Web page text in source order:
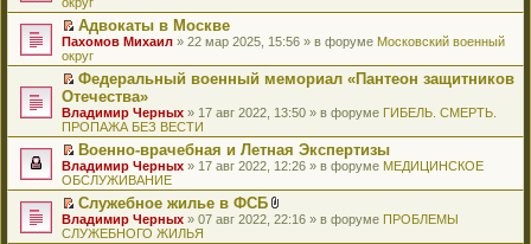
н
и
ю
о
б
щ
е
н
и
ю
у
с
о
о
б
щ
е
н
и
ю
и
т
а
н
н
о
м
у
с
о
о
б
щ
е
н
и
ю
е
п
р
о
ч
и
а
н
н
о
м
у
с
о
о
б
м
у
н
е
п
р
о
ч
и
т
а
н
н
о
м
у
с
е
р
в
о
м
у
н
е
п
р
о
ч
и
т
а
н
н
и
к
п
е
р
в
о
м
у
н
е
п
р
о
ч
и
р
е
й
т
и
к
п
е
р
в
о
м
у
н
е
п
р
П
е
р
е
й
т
и
к
п
е
р
в
о
м
у
Адвокаты в Москве
Пахомов Михаил » 22 мар 2025, 15:56 » в форуме Московский военный
округ
П
е
р
е
й
т
и
к
п
е
р
Федеральный военный мемориал «Пантеон защитников
Отечества»
Владимир Черных » 17 авг 2022, 13:50 » в форуме ГИБЕЛЬ. СМЕРТЬ.
ПРОПАЖА БЕЗ ВЕСТИ
П
е
р
е
й
т
Военно-врачебная и Летная Экспертизы
Владимир Черных » 17 авг 2022, 12:26 » в форуме МЕДИЦИНСКОЕ
ОБСЛУЖИВАНИЕ
П
е
Служебное жилье в ФСБ
В
Владимир Черных » 07 авг 2022, 22:16 » в форуме ПРОБЛЕМЫ
СЛУЖЕБНОГО ЖИЛЬЯ